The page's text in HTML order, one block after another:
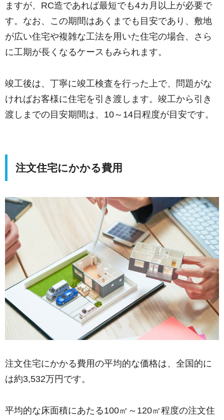
ますが、RC造であれば最短でも4カ月以上が必要で
す。なお、この期間はあくまでも目安であり、敷地
が広い住宅や複雑な工法を用いた住宅の場合、さら
に工期が長くなるケースもみられます。
竣工後は、丁寧に竣工検査を行った上で、問題がな
ければお客様に住宅を引き渡します。竣工から引き
渡しまでの目安期間は、10～14日程度が目安です。
注文住宅にかかる費用
注文住宅にかかる費用の平均的な価格は、全国的に
は約3,532万円です。
平均的な床面積にあたる100㎡～120㎡程度の注文住